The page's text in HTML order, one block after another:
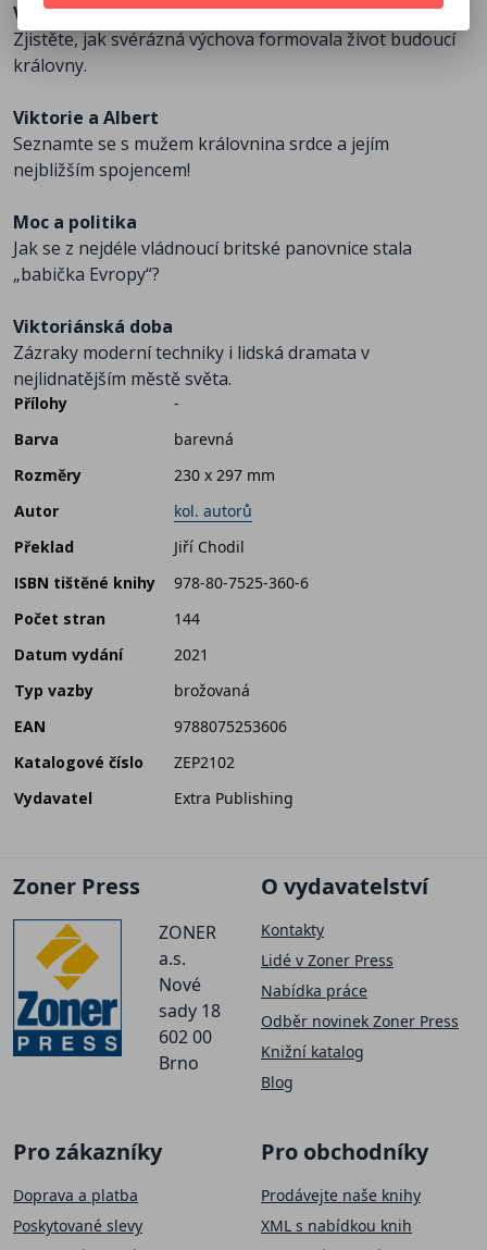
Viktoriino dětství
Zjistěte, jak svérázná výchova formovala život budoucí
královny.
Viktorie a Albert
Seznamte se s mužem královnina srdce a jejím
nejbližším spojencem!
Moc a politika
Jak se z nejdéle vládnoucí britské panovnice stala
„babička Evropy“?
Viktoriánská doba
Zázraky moderní techniky i lidská dramata v
nejlidnatějším městě světa.
Přílohy
-
Barva
barevná
Rozměry
230 x 297 mm
Autor
kol. autorů
Překlad
Jiří Chodil
ISBN tištěné knihy
978-80-7525-360-6
Počet stran
144
Datum vydání
2021
Typ vazby
brožovaná
EAN
9788075253606
Katalogové číslo
ZEP2102
Vydavatel
Extra Publishing
Zoner Press
ZONER
a.s.
Nové
sady 18
602 00
Brno
O vydavatelství
Kontakty
Lidé v Zoner Press
Nabídka práce
Odběr novinek Zoner Press
Knižní katalog
Blog
Pro zákazníky
Doprava a platba
Poskytované slevy
Pro obchodníky
Prodávejte naše knihy
XML s nabídkou knih